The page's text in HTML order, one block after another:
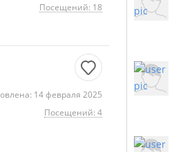
Посещений: 18
14 февраля 2025
Посещений: 4